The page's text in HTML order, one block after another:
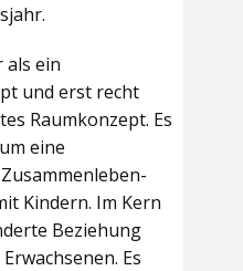
als ein
und erst recht
Raumkonzept. Es
eine
Kindern. Im Kern
Beziehung
Es